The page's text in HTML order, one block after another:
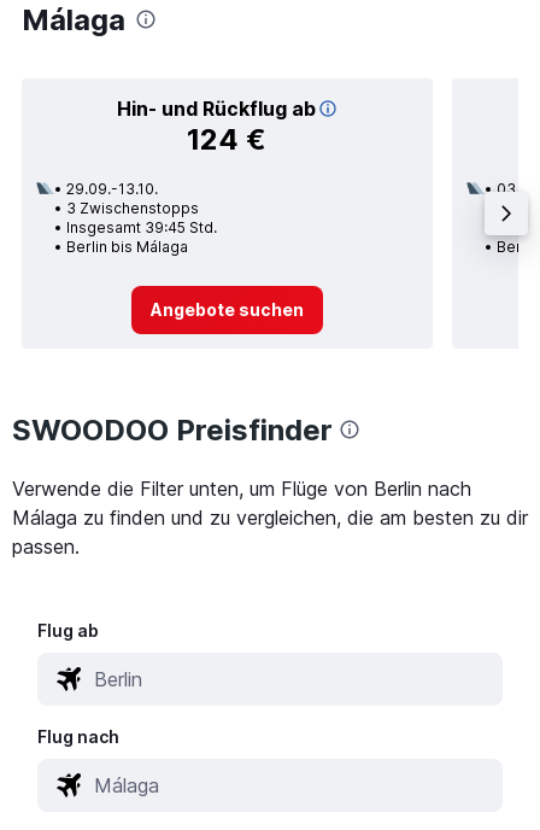
Málaga
Hin- und Rückflug ab
124 €
29.09.-13.10.
3 Zwischenstopps
Insgesamt 39:45 Std.
Berlin bis Málaga
Angebote suchen
03.10.
1
SWOODOO Preisfinder
Verwende die Filter unten, um Flüge von Berlin nach
Málaga zu finden und zu vergleichen, die am besten zu dir
passen.
Flug ab
Flug nach